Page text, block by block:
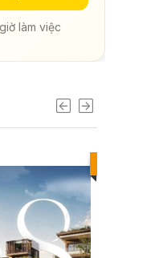
làm việc